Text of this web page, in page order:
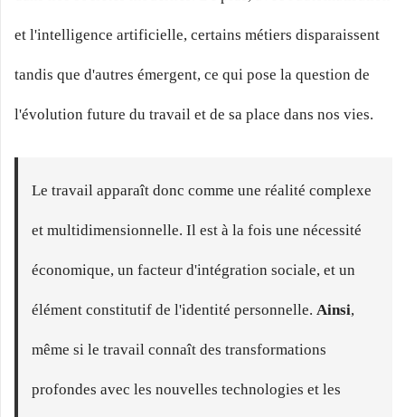
et l'intelligence artificielle, certains métiers disparaissent
tandis que d'autres émergent, ce qui pose la question de
l'évolution future du travail et de sa place dans nos vies.
Le travail apparaît donc comme une réalité complexe
et multidimensionnelle. Il est à la fois une nécessité
économique, un facteur d'intégration sociale, et un
élément constitutif de l'identité personnelle. Ainsi,
même si le travail connaît des transformations
profondes avec les nouvelles technologies et les